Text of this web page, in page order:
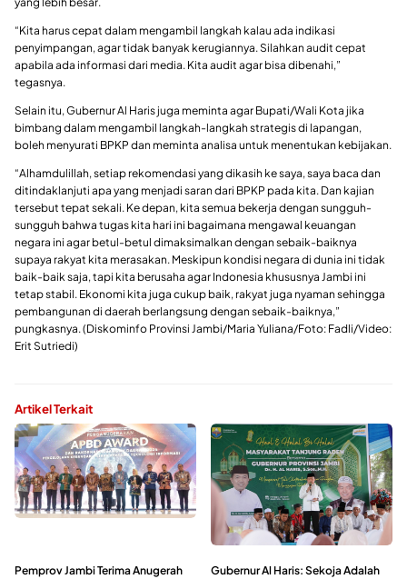
“Kita harus cepat dalam mengambil langkah kalau ada indikasi
penyimpangan, agar tidak banyak kerugiannya. Silahkan audit cepat
apabila ada informasi dari media. Kita audit agar bisa dibenahi,”
tegasnya.
Selain itu, Gubernur Al Haris juga meminta agar Bupati/Wali Kota jika
bimbang dalam mengambil langkah-langkah strategis di lapangan,
boleh menyurati BPKP dan meminta analisa untuk menentukan kebijakan.
“Alhamdulillah, setiap rekomendasi yang dikasih ke saya, saya baca dan
ditindaklanjuti apa yang menjadi saran dari BPKP pada kita. Dan kajian
tersebut tepat sekali. Ke depan, kita semua bekerja dengan sungguh-
sungguh bahwa tugas kita hari ini bagaimana mengawal keuangan
negara ini agar betul-betul dimaksimalkan dengan sebaik-baiknya
supaya rakyat kita merasakan. Meskipun kondisi negara di dunia ini tidak
baik-baik saja, tapi kita berusaha agar Indonesia khususnya Jambi ini
tetap stabil. Ekonomi kita juga cukup baik, rakyat juga nyaman sehingga
pembangunan di daerah berlangsung dengan sebaik-baiknya,”
pungkasnya. (Diskominfo Provinsi Jambi/Maria Yuliana/Foto: Fadli/Video:
Erit Sutriedi)
Artikel Terkait
Pemprov Jambi Terima Anugerah
Gubernur Al Haris: Sekoja Adalah